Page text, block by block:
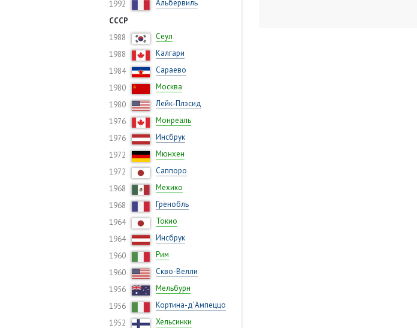
1992
Альбервиль
СССР
1988
Сеул
1988
Калгари
1984
Сараево
1980
Москва
1980
Лейк-Плэсид
1976
Монреаль
1976
Инсбрук
1972
Мюнхен
1972
Саппоро
1968
Мехико
1968
Гренобль
1964
Токио
1964
Инсбрук
1960
Рим
1960
Скво-Велли
1956
Мельбурн
1956
Кортина-д’Ампеццо
1952
Хельсинки